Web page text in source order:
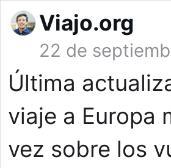
Viajo.org
22 de
Última
viaje a Europa
vez sobre los